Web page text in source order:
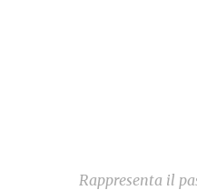
Rappresenta il